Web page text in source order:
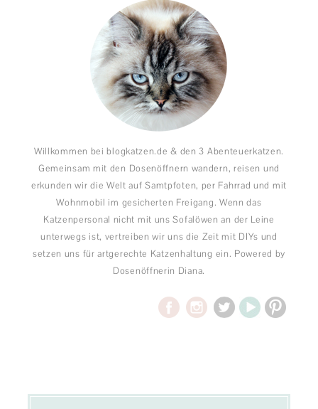
Willkommen bei blogkatzen.de & den 3 Abenteuerkatzen.
Gemeinsam mit den Dosenöffnern wandern, reisen und
erkunden wir die Welt auf Samtpfoten, per Fahrrad und mit
Wohnmobil im gesicherten Freigang. Wenn das
Katzenpersonal nicht mit uns Sofalöwen an der Leine
unterwegs ist, vertreiben wir uns die Zeit mit DIYs und
setzen uns für artgerechte Katzenhaltung ein. Powered by
Dosenöffnerin Diana.